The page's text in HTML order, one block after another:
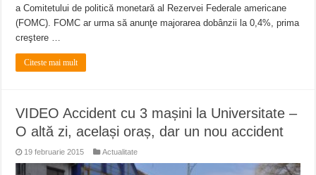
a Comitetului de politică monetară al Rezervei Federale americane
(FOMC). FOMC ar urma să anunţe majorarea dobânzii la 0,4%, prima
creştere …
Citeste mai mult
VIDEO Accident cu 3 mașini la Universitate –
O altă zi, același oraș, dar un nou accident
19 februarie 2015 Actualitate